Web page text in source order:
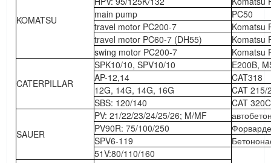
KOMATSU
main pump
PC50
travel motor PC200-7
Komatsu
travel motor PC60-7 (DH55)
Komatsu
swing motor PC200-7
Komatsu
CATERPILLAR
SPK10/10, SPV10/10
E200B,
AP-12,14
CAT318
12G, 14G, 14G, 16G
CAT 215/
SBS: 120/140
CAT
SAUER
PV: 21/22/23/24/25/26; M/MF
PV90R: 75/100/250
SPV6-119
51V:80/110/160